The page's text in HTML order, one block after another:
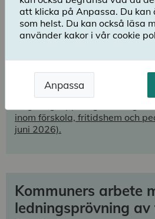
samlat våra senaste
förskolan samt länktips till
fördjupningsmaterial hos
skolmyndigheter.
Pågående
inom förskola, fritidshem och
juni 2026).
Kommuners arbete
ledningsprövning
att klicka på Anpassa. Du
som helst. Du kan också läsa
använder kakor i vår cookie
Anpassa